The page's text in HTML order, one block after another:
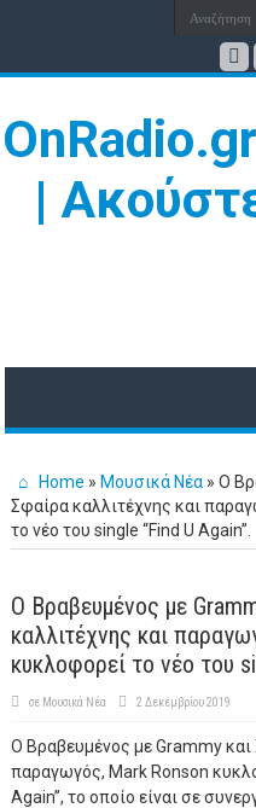
Home » Μουσικά Νέα » Ο
Σφαίρα καλλιτέχνης και
το νέο του single “Find U Again”.
Ο Βραβευμένος με
καλλιτέχνης και
κυκλοφορεί το νέο του
σε Μουσικά Νέα 2 Δεκεμβρίου 2019
Ο Βραβευμένος με Grammy
παραγωγός, Mark Ronson
Again”, το οποίο είναι σε